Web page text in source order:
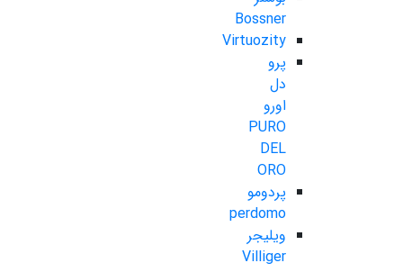
Bossner
Virtuozity
پرو
دل
اورو
PURO
DEL
ORO
پردومو
perdomo
ویلیجر
Villiger